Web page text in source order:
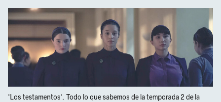
'Los testamentos'. Todo lo que sabemos de la temporada 2 de la